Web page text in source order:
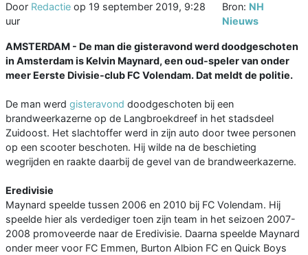
Door Redactie op 19 september 2019, 9:28
uur
Bron: NH
Nieuws
AMSTERDAM - De man die gisteravond werd doodgeschoten
in Amsterdam is Kelvin Maynard, een oud-speler van onder
meer Eerste Divisie-club FC Volendam. Dat meldt de politie.
De man werd gisteravond doodgeschoten bij een
brandweerkazerne op de Langbroekdreef in het stadsdeel
Zuidoost. Het slachtoffer werd in zijn auto door twee personen
op een scooter beschoten. Hij wilde na de beschieting
wegrijden en raakte daarbij de gevel van de brandweerkazerne.
Eredivisie
Maynard speelde tussen 2006 en 2010 bij FC Volendam. Hij
speelde hier als verdediger toen zijn team in het seizoen 2007-
2008 promoveerde naar de Eredivisie. Daarna speelde Maynard
onder meer voor FC Emmen, Burton Albion FC en Quick Boys